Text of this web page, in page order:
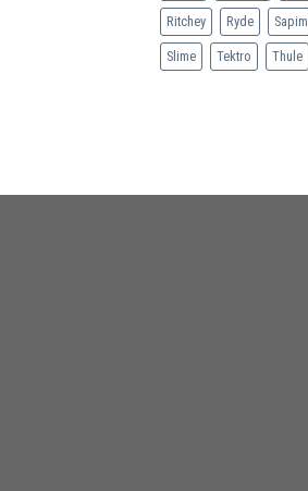
Ritchey Ryde Sapim
Slime Tektro Thule